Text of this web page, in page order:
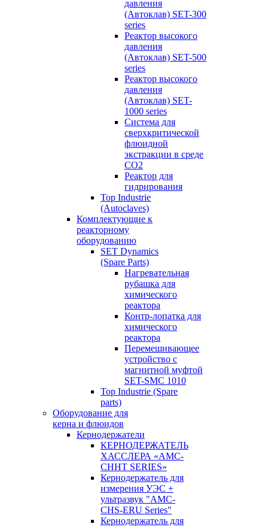
давления
(Автоклав) SET-300
series
Реактор высокого
давления
(Автоклав) SET-500
series
Реактор высокого
давления
(Автоклав) SET-
1000 series
Система для
сверхкритической
флюидной
экстракции в среде
СО2
Реактор для
гидрирования
Top Industrie
(Autoclaves)
Комплектующие к
реакторному
оборудованию
SET Dynamics
(Spare Parts)
Нагревательная
рубашка для
химического
реактора
Контр-лопатка для
химического
реактора
Перемешивающее
устройство с
магнитной муфтой
SET-SMC 1010
Top Industrie (Spare
parts)
Оборудование для
керна и флюидов
Кернодержатели
КЕРНОДЕРЖАТЕЛЬ
ХАССЛЕРА «AMC-
CHHT SERIES»
Кернодержатель для
измерения УЭС +
ультразвук "AMC-
CHS-ERU Series"
Кернодержатель для